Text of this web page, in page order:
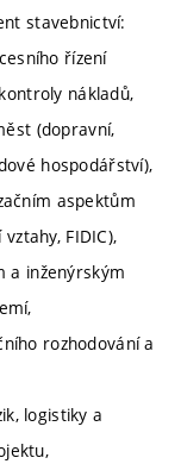
stavebnictví:
řízení
nákladů,
(dopravní,
hospodářství),
aspektům
FIDIC),
a inženýrským
rozhodování a
logistiky a